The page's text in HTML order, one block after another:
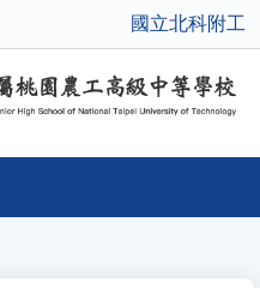
國立北科附工